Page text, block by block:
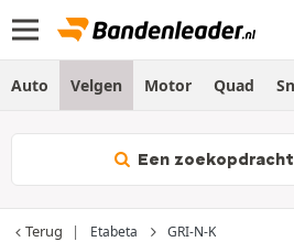
Auto Velgen Motor Quad
Een
Terug Etabeta GRI-N-K